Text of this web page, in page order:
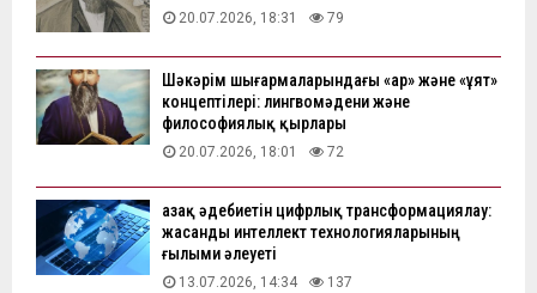
20.07.2026, 18:31 79
Шәкәрім шығармаларындағы «ар» және «ұят»
концептілері: лингвомәдени және
философиялық қырлары
20.07.2026, 18:01 72
Қазақ әдебиетін цифрлық трансформациялау:
жасанды интеллект технологияларының
ғылыми әлеуеті
13.07.2026, 14:34 137